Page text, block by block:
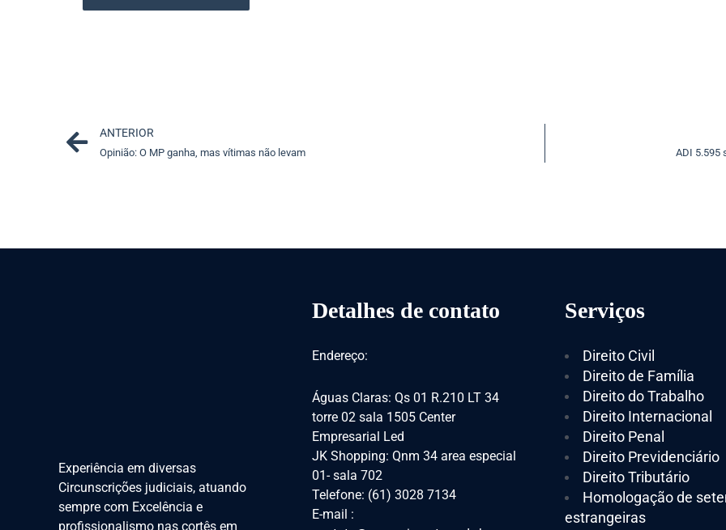
Prev
ANTERIOR
Opinião: O MP ganha, mas vítimas não levam ADI 5.595
Experiência em diversas
Circunscrições judiciais, atuando
sempre com Excelência e
profissionalismo nas cortês em
Detalhes de contato
Endereço:
Águas Claras: Qs 01 R.210 LT 34
torre 02 sala 1505 Center
Empresarial Led
JK Shopping: Qnm 34 area especial
01- sala 702
Telefone: (61) 3028 7134
E-mail :
Serviços
Direito Civil
Direito de Família
Direito do Trabalho
Direito Internacional
Direito Penal
Direito Previdenciário
Direito Tributário
Homologação de
estrangeiras